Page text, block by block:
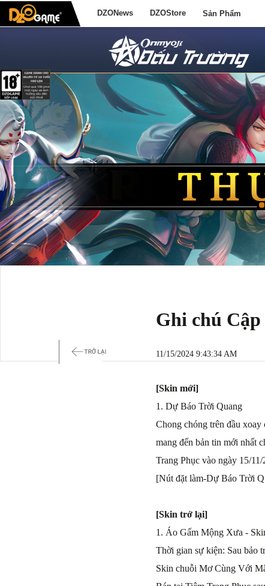
DZONews DZOStore Sản Phẩm
Ghi chú Cập
11/15/2024 9:43:34 AM
[Skin mới]
1. Dự Báo Trời Quang
Chong chóng trên đầu
mang đến bản tin mới nhất
Trang Phục vào ngày 15/
[Nút đặt làm-Dự Báo Trời
[Skin trở lại]
1. Áo Gấm Mộng Xưa -
Thời gian sự kiện: Sau bảo
Skin chuỗi Mơ Cùng Với